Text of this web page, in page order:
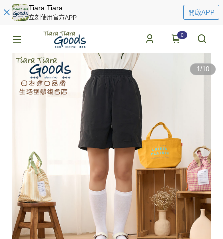
Tiara Tiara
立刻使用官方APP
開啟APP
0
1/10